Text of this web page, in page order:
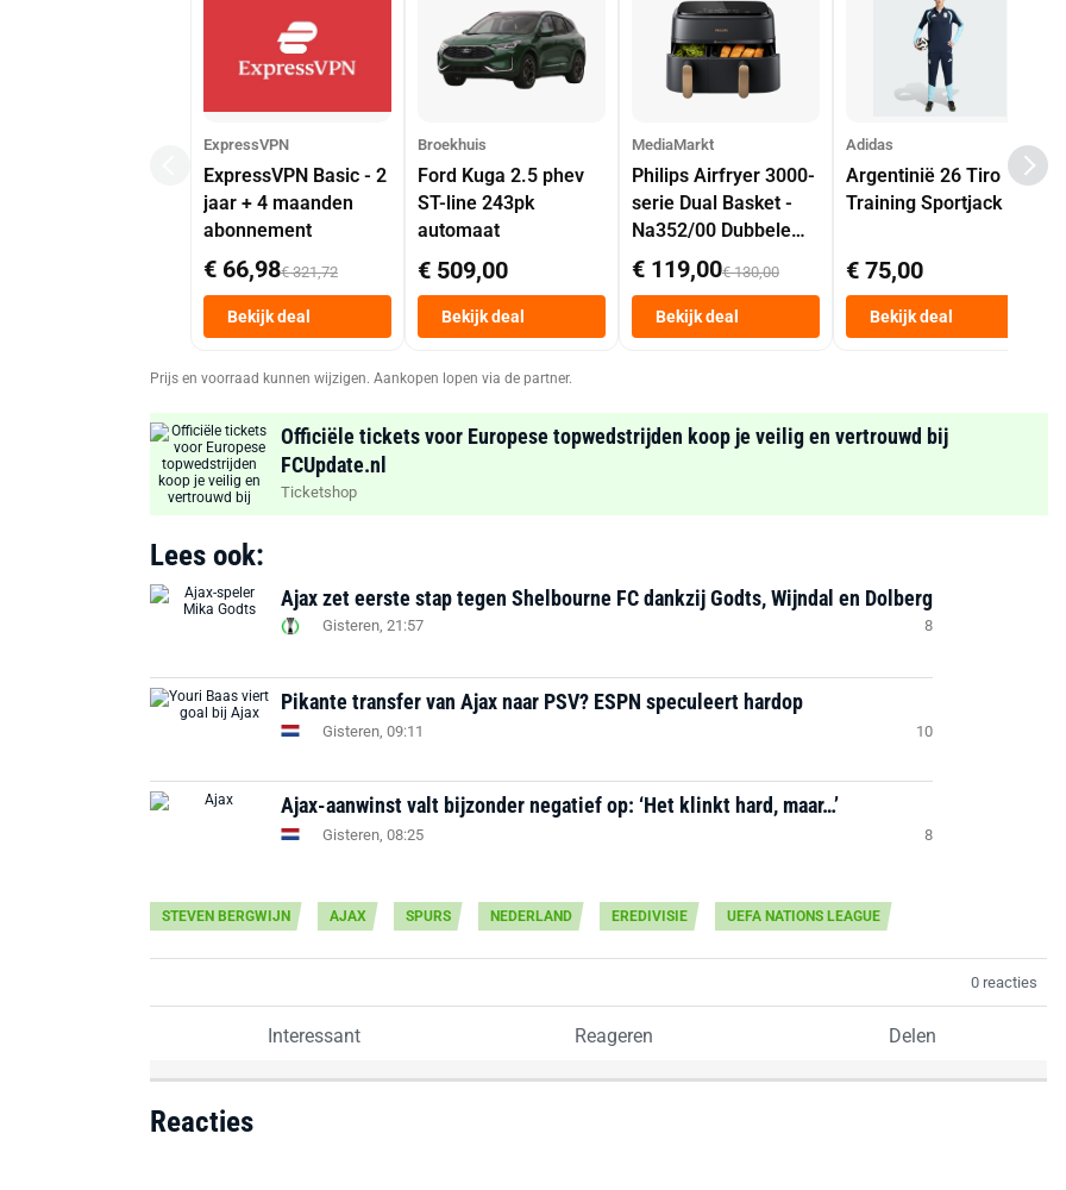
ExpressVPN
ExpressVPN Basic - 2
jaar + 4 maanden
abonnement
€ 66,98€ 321,72
Bekijk deal
Broekhuis
Ford Kuga 2.5 phev
ST-line 243pk
automaat
€ 509,00
Bekijk deal
MediaMarkt
Philips Airfryer 3000-
serie Dual Basket -
Na352/00 Dubbele
Mand 9 L Tot 6
Personen
Heteluchtfriteuse
Zwart
€ 119,00€ 130,00
Bekijk deal
Adidas
Argentinië 26 Tiro
Training Sportjack
€ 75,00
Bekijk deal
Prijs en voorraad kunnen wijzigen. Aankopen lopen via de partner.
Officiële tickets voor Europese topwedstrijden koop je veilig en vertrouwd bij
FCUpdate.nl
Ticketshop
Lees ook:
Ajax zet eerste stap tegen Shelbourne FC dankzij Godts, Wijndal en Dolberg
Gisteren, 21:57 8
Pikante transfer van Ajax naar PSV? ESPN speculeert hardop
Gisteren, 09:11 10
Ajax-aanwinst valt bijzonder negatief op: ‘Het klinkt hard, maar…’
Gisteren, 08:25 8
STEVEN BERGWIJN AJAX SPURS NEDERLAND EREDIVISIE UEFA NATIONS LEAGUE
0 reacties
Interessant Reageren Delen
Reacties